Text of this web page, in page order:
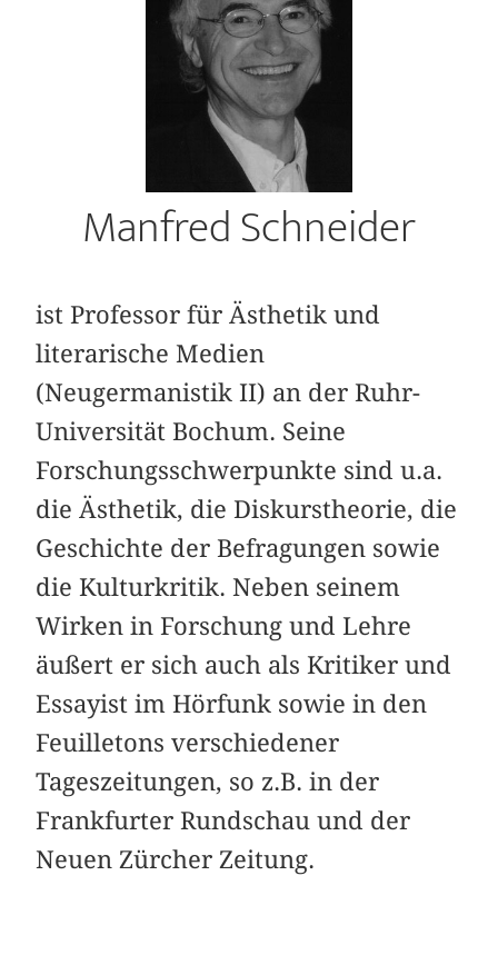
Manfred Schneider
ist Professor für Ästhetik und
literarische Medien
(Neugermanistik II) an der Ruhr-
Universität Bochum. Seine
Forschungsschwerpunkte sind u.a.
die Ästhetik, die Diskurstheorie, die
Geschichte der Befragungen sowie
die Kulturkritik. Neben seinem
Wirken in Forschung und Lehre
äußert er sich auch als Kritiker und
Essayist im Hörfunk sowie in den
Feuilletons verschiedener
Tageszeitungen, so z.B. in der
Frankfurter Rundschau und der
Neuen Zürcher Zeitung.